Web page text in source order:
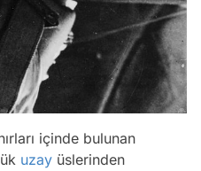
içinde bulunan
uzay üslerinden